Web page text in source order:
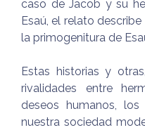
caso de Jacob y su
Esaú, el relato
la primogenitura de
Estas historias y
rivalidades entre
deseos humanos,
nuestra sociedad